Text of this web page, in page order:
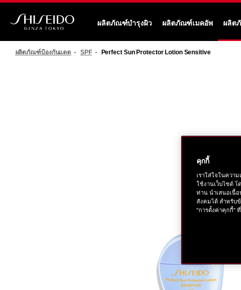
ข้าม
ละเอียด
หลักโด้
ผลิตภัณฑ์บำรุงผิว ผลิตภัณฑ์เมคอัพ ผลิต
ผลิตภัณฑ์ป้องกันแดด SPF Perfect Sun Protector Lotion Sensitive
คุกกี้
เราใส่ใจในควา
ใช้งานเว็บไซต์
ท่าน นำเสนอเนื้
สังคมได้ สำหรับ
"การตั้งค่าคุกกี้"